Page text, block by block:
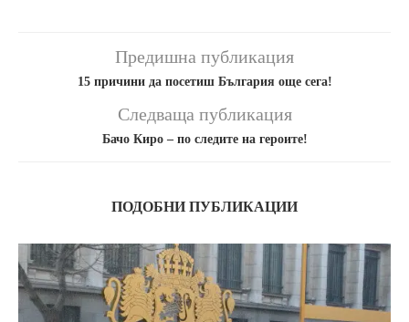
Предишна публикация
15 причини да посетиш България още сега!
Следваща публикация
Бачо Киро – по следите на героите!
ПОДОБНИ ПУБЛИКАЦИИ